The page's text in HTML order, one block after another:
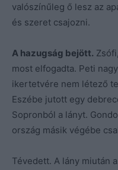
valószínűleg ő lesz az
és szeret csajozni.
A hazugság bejött.
most elfogadta. Peti
ikertetvére nem létező
Eszébe jutott egy
Sopronból a lányt.
ország másik végébe
Tévedett. A lány miután